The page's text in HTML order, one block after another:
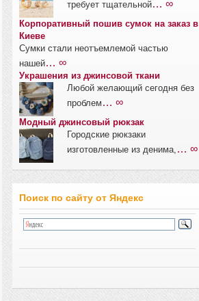
требует тщательной… ∞
Корпоративный пошив сумок на заказ в
Киеве
Сумки стали неотъемлемой частью
нашей… ∞
Украшения из джинсовой ткани
Любой желающий сегодня без
проблем … ∞
Модный джинсовый рюкзак
Городские рюкзаки
изготовленные из денима, … ∞
Поиск по сайту от Яндекс